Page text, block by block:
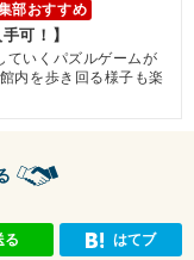
部おすすめ
可！】
ていくパズルゲームが
内を歩き回る様子も楽
る はてブ